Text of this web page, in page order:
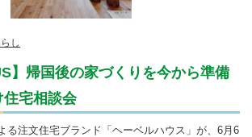
し
】帰国後の家づくりを今から準備
宅相談会
注文住宅ブランド「ヘーベルハウス」が、6月6